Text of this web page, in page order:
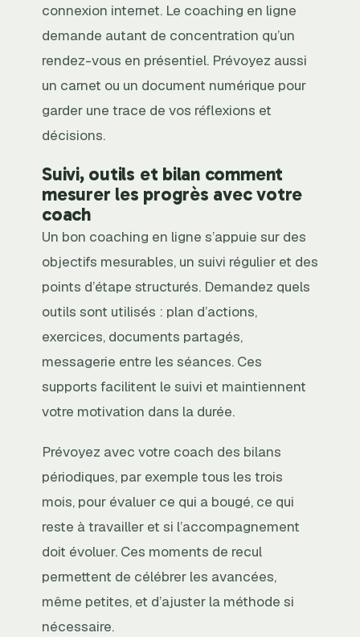
connexion internet. Le coaching en ligne
demande autant de concentration qu’un
rendez-vous en présentiel. Prévoyez aussi
un carnet ou un document numérique pour
garder une trace de vos réflexions et
décisions.
Suivi, outils et bilan comment
mesurer les progrès avec votre
coach
Un bon coaching en ligne s’appuie sur des
objectifs mesurables, un suivi régulier et des
points d’étape structurés. Demandez quels
outils sont utilisés : plan d’actions,
exercices, documents partagés,
messagerie entre les séances. Ces
supports facilitent le suivi et maintiennent
votre motivation dans la durée.
Prévoyez avec votre coach des bilans
périodiques, par exemple tous les trois
mois, pour évaluer ce qui a bougé, ce qui
reste à travailler et si l’accompagnement
doit évoluer. Ces moments de recul
permettent de célébrer les avancées,
même petites, et d’ajuster la méthode si
nécessaire.